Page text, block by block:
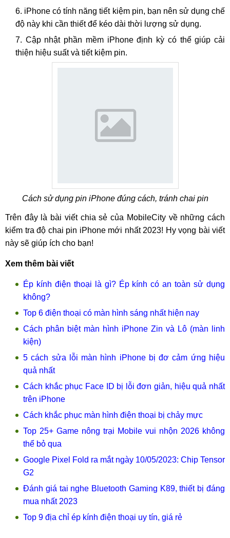
iPhone có tính năng tiết kiệm pin, bạn nên sử dụng chế
độ này khi cần thiết để kéo dài thời lượng sử dụng.
Cập nhật phần mềm iPhone định kỳ có thể giúp cải
thiện hiệu suất và tiết kiệm pin.
Cách sử dụng pin iPhone đúng cách, tránh chai pin
Trên đây là bài viết chia sẻ của MobileCity về những cách
kiểm tra độ chai pin iPhone mới nhất 2023! Hy vọng bài viết
này sẽ giúp ích cho bạn!
Xem thêm bài viết
Ép kính điện thoại là gì? Ép kính có an toàn sử dụng
không?
Top 6 điện thoại có màn hình sáng nhất hiện nay
Cách phân biệt màn hình iPhone Zin và Lô (màn linh
kiện)
5 cách sửa lỗi màn hình iPhone bị đơ cảm ứng hiệu
quả nhất
Cách khắc phục Face ID bị lỗi đơn giản, hiệu quả nhất
trên iPhone
Cách khắc phục màn hình điện thoại bị chảy mực
Top 25+ Game nông trại Mobile vui nhộn 2026 không
thể bỏ qua
Google Pixel Fold ra mắt ngày 10/05/2023: Chip Tensor
G2
Đánh giá tai nghe Bluetooth Gaming K89, thiết bị đáng
mua nhất 2023
Top 9 địa chỉ ép kính điện thoại uy tín, giá rẻ